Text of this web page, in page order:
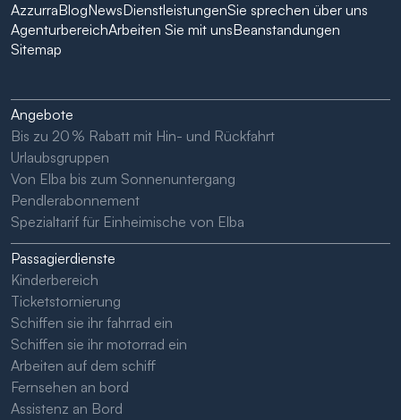
AzzurraBlogNewsDienstleistungenSie sprechen über uns
AgenturbereichArbeiten Sie mit unsBeanstandungen
Sitemap
Angebote
Bis zu 20 % Rabatt mit Hin- und Rückfahrt
Urlaubsgruppen
Von Elba bis zum Sonnenuntergang
Pendlerabonnement
Spezialtarif für Einheimische von Elba
Passagierdienste
Kinderbereich
Ticketstornierung
Schiffen sie ihr fahrrad ein
Schiffen sie ihr motorrad ein
Arbeiten auf dem schiff
Fernsehen an bord
Assistenz an Bord